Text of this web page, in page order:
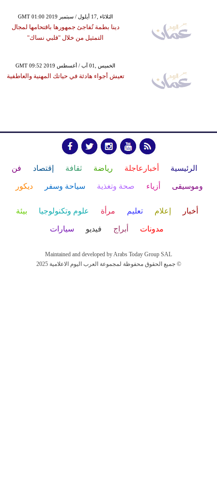
GMT 01:00 2019 الثلاثاء ,17 أيلول / سبتمبر
دينا بطمة تُفاجئ جمهورها باقتحامها لمجال
التمثيل من خلال "قلبي نساك"
GMT 09:52 2019 الخميس ,01 آب / أغسطس
تعيش أجواء هادئة في حياتك المهنية والعاطفية
الرئيسية أخبارعاجلة رياضة ثقافة إقتصاد فن
وموسيقى أزياء صحة وتغذية سياحة وسفر ديكور
أخبار إعلام تعليم مرأة علوم وتكنولوجيا بيئة
مدونات أبراج فيديو سيارات
Maintained and developed by Arabs Today Group SAL
جميع الحقوق محفوظة لمجموعة العرب اليوم الاعلامية 2025 ©